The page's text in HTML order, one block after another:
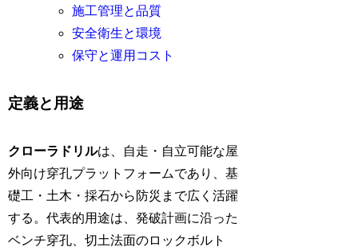
施工管理と品質
安全衛生と環境
保守と運用コスト
定義と用途
クローラドリルは、自走・自立可能な屋
外向け穿孔プラットフォームであり、基
礎工・土木・採石から防災まで広く活躍
する。代表的用途は、発破計画に沿った
ベンチ穿孔、切土法面のロックボルト